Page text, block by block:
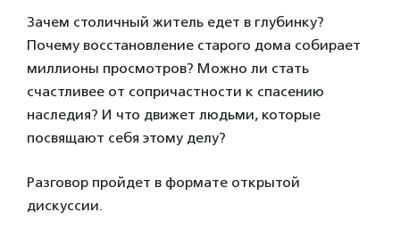
Зачем столичный житель едет в глубинку?
Почему восстановление старого дома собирает
миллионы просмотров? Можно ли стать
счастливее от сопричастности к спасению
наследия? И что движет людьми, которые
посвящают себя этому делу?
Разговор пройдет в формате открытой
дискуссии.